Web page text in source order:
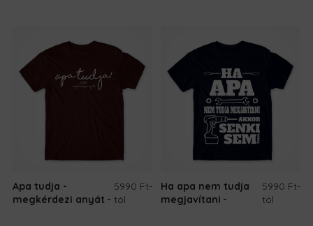
Apa tudja -
megkérdezi anyát
5990 Ft-
tól
Ha apa nem tudja
megjavítani
5990 Ft-
tól